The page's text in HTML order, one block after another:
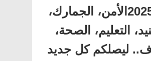
سنة 2025الأمن، الجمارك،
التعليم، الصحة،
ليصلكم كل جديد